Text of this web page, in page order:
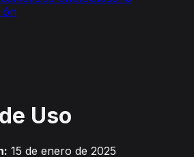
Uso
15 de enero de 2025